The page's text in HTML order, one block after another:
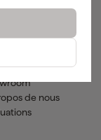
de nous